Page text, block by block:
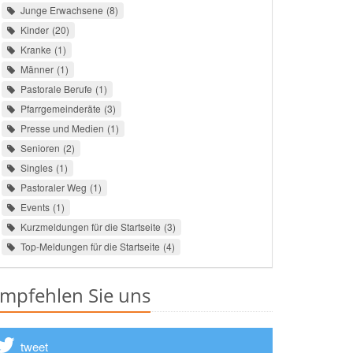
Junge Erwachsene 8
Kinder 20
Kranke 1
Männer 1
Pastorale Berufe 1
Pfarrgemeinderäte 3
Presse und Medien 1
Senioren 2
Singles 1
Pastoraler Weg 1
Events 1
Kurzmeldungen für die Startseite 3
Top-Meldungen für die Startseite 4
Sie uns
tweet